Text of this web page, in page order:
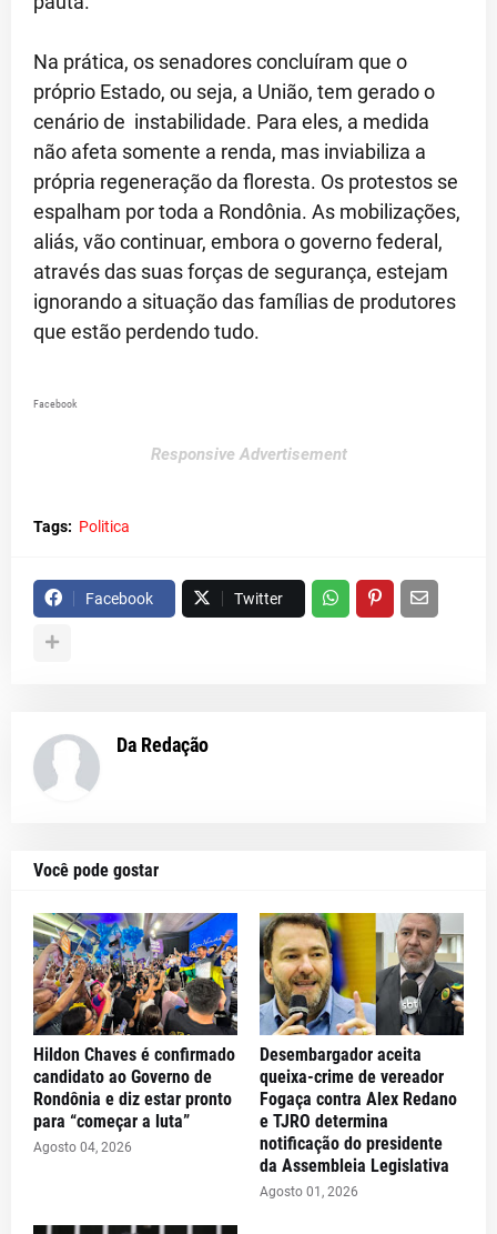
Na prática, os senadores concluíram que o
próprio Estado, ou seja, a União, tem gerado o
cenário de instabilidade. Para eles, a medida
não afeta somente a renda, mas inviabiliza a
própria regeneração da floresta. Os protestos se
espalham por toda a Rondônia. As mobilizações,
aliás, vão continuar, embora o governo federal,
através das suas forças de segurança, estejam
ignorando a situação das famílias de produtores
que estão perdendo tudo.
Facebook
Responsive Advertisement
Tags: Politica
Facebook Twitter
Da Redação
Você pode gostar
Hildon Chaves é confirmado
candidato ao Governo de
Rondônia e diz estar pronto
para “começar a luta”
Agosto 04, 2026
Desembargador aceita
queixa-crime de vereador
Fogaça contra Alex Redano
e TJRO determina
notificação do presidente
da Assembleia Legislativa
Agosto 01, 2026